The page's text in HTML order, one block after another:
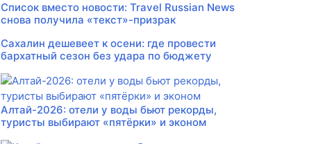
Список вместо новости: Travel Russian News
снова получила «текст»-призрак
Сахалин дешевеет к осени: где провести
бархатный сезон без удара по бюджету
Алтай-2026: отели у воды бьют рекорды,
туристы выбирают «пятёрки» и эконом